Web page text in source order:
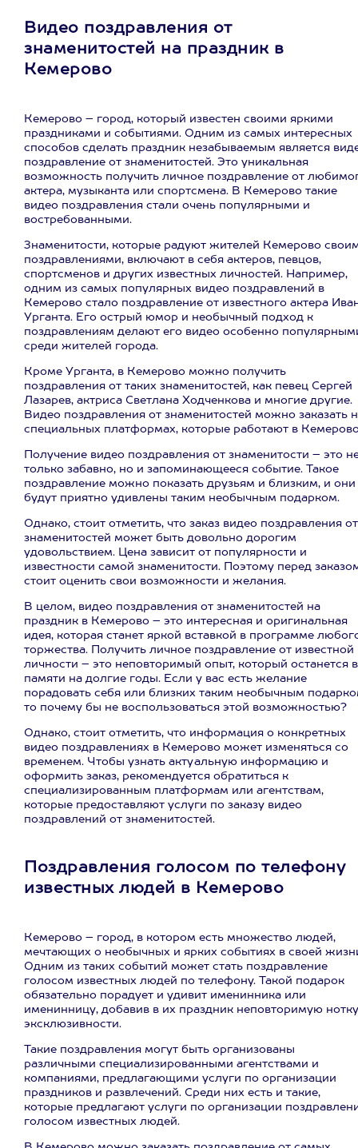
Видео поздравления от
знаменитостей на праздник в
Кемерово
Кемерово – город, который известен своими яркими
праздниками и событиями. Одним из самых интересных
способов сделать праздник незабываемым является
поздравление от знаменитостей. Это уникальная
возможность получить личное поздравление от
актера, музыканта или спортсмена. В Кемерово такие
видео поздравления стали очень популярными и
востребованными.
Знаменитости, которые радуют жителей Кемерово
поздравлениями, включают в себя актеров, певцов,
спортсменов и других известных личностей. Например,
одним из самых популярных видео поздравлений в
Кемерово стало поздравление от известного актера
Урганта. Его острый юмор и необычный подход к
поздравлениям делают его видео особенно
среди жителей города.
Кроме Урганта, в Кемерово можно получить
поздравления от таких знаменитостей, как певец Сергей
Лазарев, актриса Светлана Ходченкова и многие другие.
Видео поздравления от знаменитостей можно заказать
специальных платформах, которые работают в
Получение видео поздравления от знаменитости – это
только забавно, но и запоминающееся событие. Такое
поздравление можно показать друзьям и близким, и они
будут приятно удивлены таким необычным подарком.
Однако, стоит отметить, что заказ видео поздравления от
знаменитостей может быть довольно дорогим
удовольствием. Цена зависит от популярности и
известности самой знаменитости. Поэтому перед
стоит оценить свои возможности и желания.
В целом, видео поздравления от знаменитостей на
праздник в Кемерово – это интересная и оригинальная
идея, которая станет яркой вставкой в программе
торжества. Получить личное поздравление от известной
личности – это неповторимый опыт, который останется в
памяти на долгие годы. Если у вас есть желание
порадовать себя или близких таким необычным
то почему бы не воспользоваться этой возможностью?
Однако, стоит отметить, что информация о конкретных
видео поздравлениях в Кемерово может изменяться со
временем. Чтобы узнать актуальную информацию и
оформить заказ, рекомендуется обратиться к
специализированным платформам или агентствам,
которые предоставляют услуги по заказу видео
поздравлений от знаменитостей.
Поздравления голосом по телефону
известных людей в Кемерово
Кемерово – город, в котором есть множество людей,
мечтающих о необычных и ярких событиях в своей
Одним из таких событий может стать поздравление
голосом известных людей по телефону. Такой подарок
обязательно порадует и удивит именинника или
именинницу, добавив в их праздник неповторимую нотку
эксклюзивности.
Такие поздравления могут быть организованы
различными специализированными агентствами и
компаниями, предлагающими услуги по организации
праздников и развлечений. Среди них есть и такие,
которые предлагают услуги по организации
голосом известных людей.